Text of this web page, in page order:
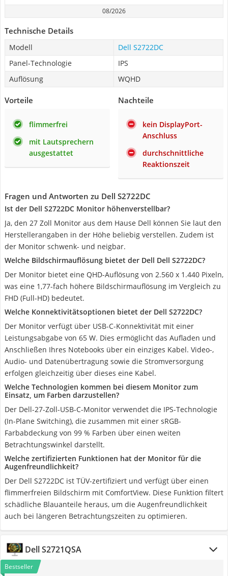
08/2026
Technische Details
Modell
Dell S2722DC
Panel-Technologie
IPS
Auflösung
WQHD
Vorteile
flimmerfrei
mit Lautsprechern
ausgestattet
Nachteile
kein DisplayPort-
Anschluss
durchschnittliche
Reaktionszeit
Fragen und Antworten zu Dell S2722DC
Ist der Dell S2722DC Monitor höhenverstellbar?
Ja, den 27 Zoll Monitor aus dem Hause Dell können Sie laut den
Herstellerangaben in der Höhe beliebig verstellen. Zudem ist
der Monitor schwenk- und neigbar.
Welche Bildschirmauflösung bietet der Dell Dell S2722DC?
Der Monitor bietet eine QHD-Auflösung von 2.560 x 1.440 Pixeln,
was eine 1,77-fach höhere Bildschirmauflösung im Vergleich zu
FHD (Full-HD) bedeutet.
Welche Konnektivitätsoptionen bietet der Dell S2722DC?
Der Monitor verfügt über USB-C-Konnektivität mit einer
Leistungsabgabe von 65 W. Dies ermöglicht das Aufladen und
Anschließen Ihres Notebooks über ein einziges Kabel. Video-,
Audio- und Datenübertragung sowie die Stromversorgung
erfolgen gleichzeitig über dieses eine Kabel.
Welche Technologien kommen bei diesem Monitor zum
Einsatz, um Farben darzustellen?
Der Dell-27-Zoll-USB-C-Monitor verwendet die IPS-Technologie
(In-Plane Switching), die zusammen mit einer sRGB-
Farbabdeckung von 99 % Farben über einen weiten
Betrachtungswinkel darstellt.
Welche zertifizierten Funktionen hat der Monitor für die
Augenfreundlichkeit?
Der Dell S2722DC ist TÜV-zertifiziert und verfügt über einen
flimmerfreien Bildschirm mit ComfortView. Diese Funktion filtert
schädliche Blauanteile heraus, um die Augenfreundlichkeit
auch bei längeren Betrachtungszeiten zu optimieren.
Dell S2721QSA
Bestseller